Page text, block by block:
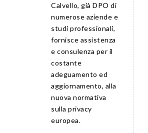
Calvello, già DPO di
numerose aziende e
studi professionali,
fornisce assistenza
e consulenza per il
costante
adeguamento ed
aggiornamento, alla
nuova normativa
sulla privacy
europea.